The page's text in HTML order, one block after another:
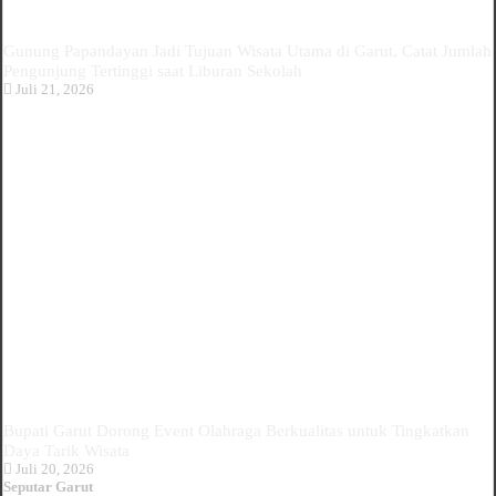
Juli 21, 2026
Juli 20, 2026
Seputar Garut